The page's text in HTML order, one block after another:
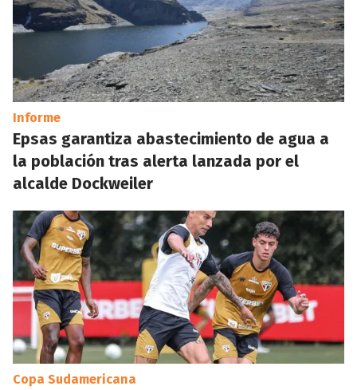
Informe
Epsas garantiza abastecimiento de agua a
la población tras alerta lanzada por el
alcalde Dockweiler
Copa Sudamericana